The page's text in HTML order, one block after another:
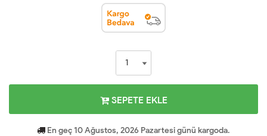
SEPETE EKLE
En geç 10 Ağustos, 2026 Pazartesi günü kargoda.